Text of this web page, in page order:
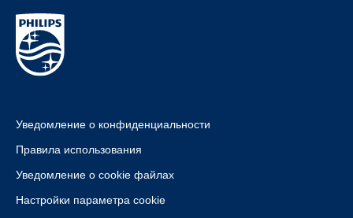
Уведомление о конфиденциальности
Правила использования
Уведомление о cookie файлах
Настройки параметра cookie